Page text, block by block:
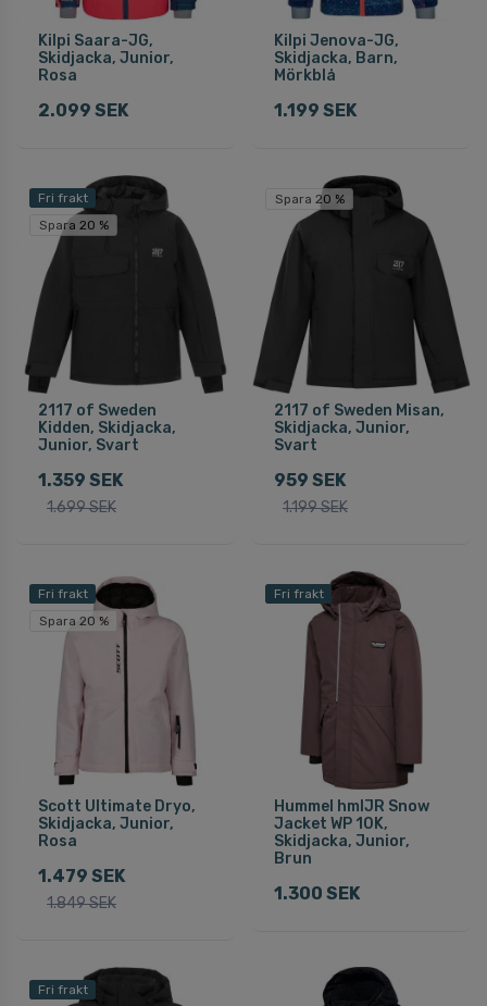
Kilpi Saara-JG,
Skidjacka, Junior,
Rosa
2.099 SEK
Kilpi Jenova-JG,
Skidjacka, Barn,
Mörkblå
1.199 SEK
Fri frakt
Spara 20 %
2117 of Sweden
Kidden, Skidjacka,
Junior, Svart
1.359 SEK
1.699 SEK
Spara 20 %
2117 of Sweden Misan,
Skidjacka, Junior,
Svart
959 SEK
1.199 SEK
Fri frakt
Spara 20 %
Scott Ultimate Dryo,
Skidjacka, Junior,
Rosa
1.479 SEK
1.849 SEK
Fri frakt
Hummel hmlJR Snow
Jacket WP 10K,
Skidjacka, Junior,
Brun
1.300 SEK
Fri frakt